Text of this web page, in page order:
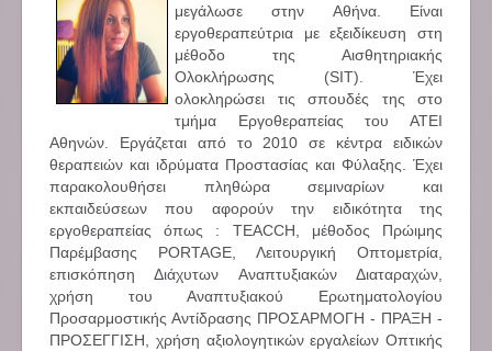
μεγάλωσε στην Αθήνα. Είναι
εργοθεραπεύτρια με εξειδίκευση στη
μέθοδο της Αισθητηριακής
Ολοκλήρωσης (SIT). Έχει
ολοκληρώσει τις σπουδές της στο
τμήμα Εργοθεραπείας του ΑΤΕΙ
Αθηνών. Εργάζεται από το 2010 σε κέντρα ειδικών
θεραπειών και ιδρύματα Προστασίας και Φύλαξης. Έχει
παρακολουθήσει πληθώρα σεμιναρίων και
εκπαιδεύσεων που αφορούν την ειδικότητα της
εργοθεραπείας όπως : TEACCH, μέθοδος Πρώιμης
Παρέμβασης PORTAGE, Λειτουργική Οπτομετρία,
επισκόπηση Διάχυτων Αναπτυξιακών Διαταραχών,
χρήση του Αναπτυξιακού Ερωτηματολογίου
Προσαρμοστικής Αντίδρασης ΠΡΟΣΑΡΜΟΓΗ - ΠΡΑΞΗ -
ΠΡΟΣΕΓΓΙΣΗ, χρήση αξιολογητικών εργαλείων Οπτικής